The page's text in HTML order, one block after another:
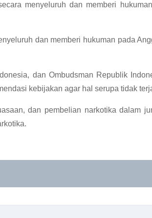
menyeluruh dan memberi
dan memberi hukuman pada
dan Ombudsman Republik
kebijakan agar hal serupa tidak
dan pembelian narkotika dalam